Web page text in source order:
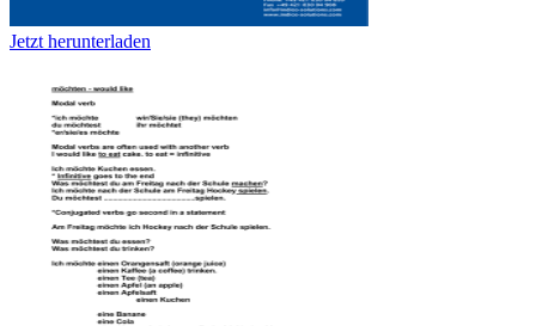
Jetzt herunterladen